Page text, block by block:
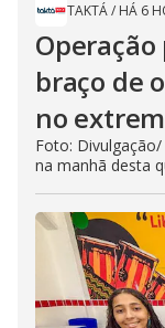
TAKTÁ/ HÁ 6
braço de
no
Foto:
na manhã desta